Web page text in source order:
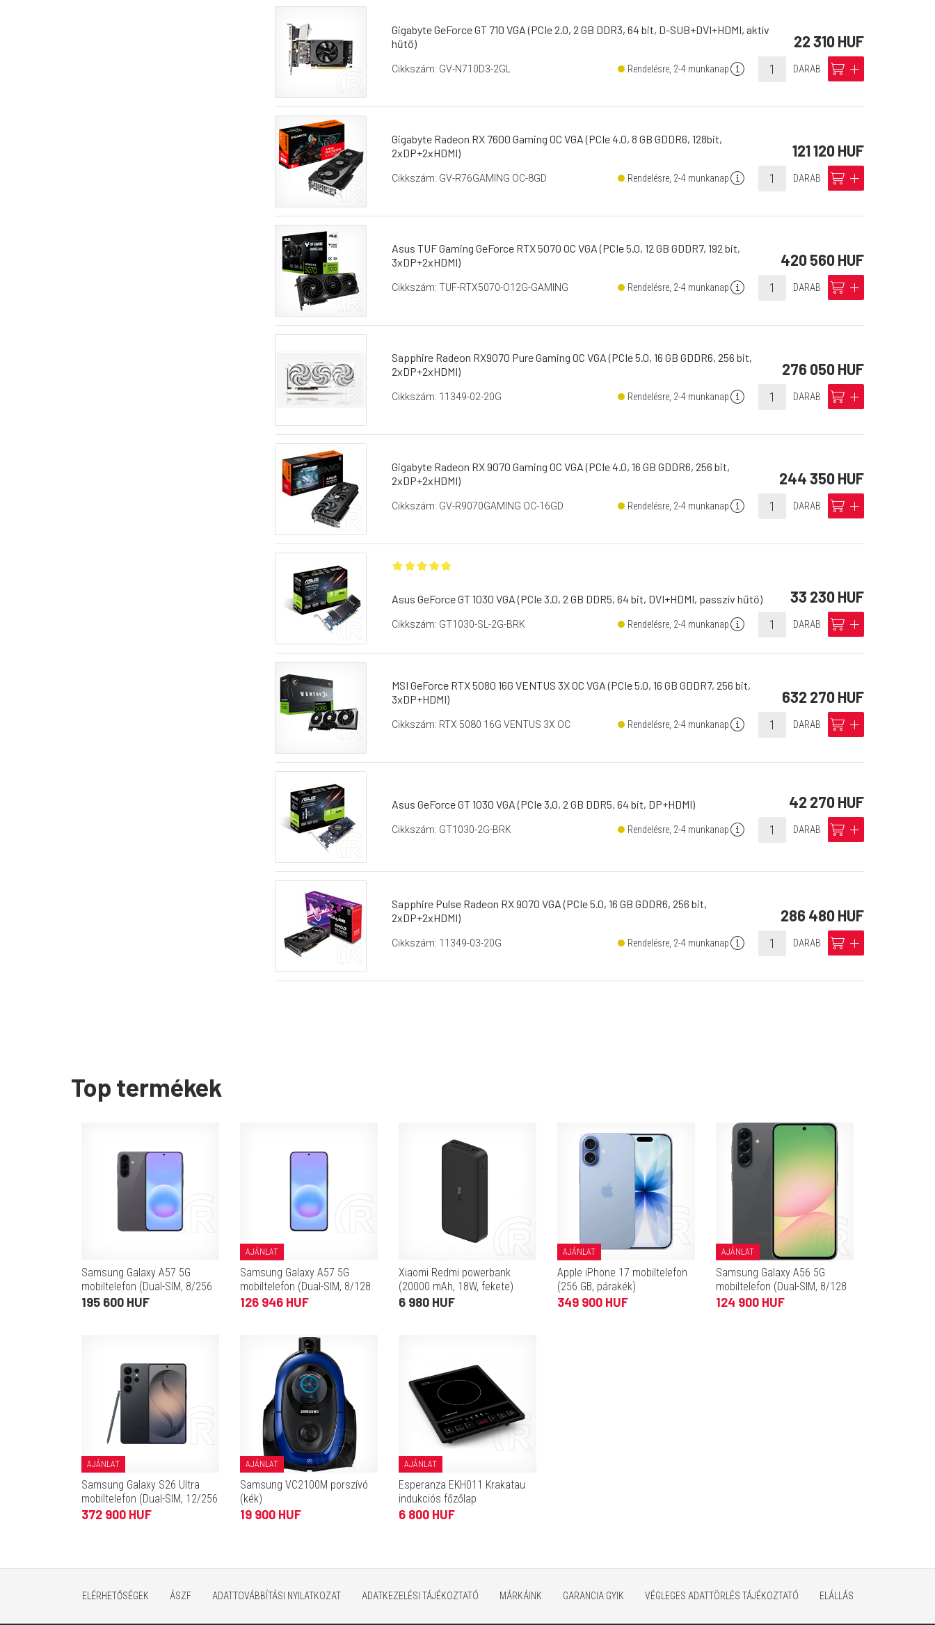
Gigabyte GeForce GT 710 VGA (PCIe 2.0, 2 GB DDR3, 64 bit, D-SUB+DVI+HDMI, aktív
hűtő)
22 310 HUF
Cikkszám: GV-N710D3-2GL Rendelésre, 2-4 munkanapinfo DARAB cart add
Gigabyte Radeon RX 7600 Gaming OC VGA (PCIe 4.0, 8 GB GDDR6, 128bit,
2xDP+2xHDMI)
121 120 HUF
Cikkszám: GV-R76GAMING OC-8GD Rendelésre, 2-4 munkanapinfo DARAB cart add
Asus TUF Gaming GeForce RTX 5070 OC VGA (PCIe 5.0, 12 GB GDDR7, 192 bit,
3xDP+2xHDMI)
420 560 HUF
Cikkszám: TUF-RTX5070-O12G-GAMING Rendelésre, 2-4 munkanapinfo DARAB cart add
Sapphire Radeon RX9070 Pure Gaming OC VGA (PCIe 5.0, 16 GB GDDR6, 256 bit,
2xDP+2xHDMI)
276 050 HUF
Cikkszám: 11349-02-20G Rendelésre, 2-4 munkanapinfo DARAB cart add
Gigabyte Radeon RX 9070 Gaming OC VGA (PCIe 4.0, 16 GB GDDR6, 256 bit,
2xDP+2xHDMI)
244 350 HUF
Cikkszám: GV-R9070GAMING OC-16GD Rendelésre, 2-4 munkanapinfo DARAB cart add
Asus GeForce GT 1030 VGA (PCIe 3.0, 2 GB DDR5, 64 bit, DVI+HDMI, passzív hűtő) 33 230 HUF
Cikkszám: GT1030-SL-2G-BRK Rendelésre, 2-4 munkanapinfo DARAB cart add
MSI GeForce RTX 5080 16G VENTUS 3X OC VGA (PCIe 5.0, 16 GB GDDR7, 256 bit,
3xDP+HDMI)
632 270 HUF
Cikkszám: RTX 5080 16G VENTUS 3X OC Rendelésre, 2-4 munkanapinfo DARAB cart add
Asus GeForce GT 1030 VGA (PCIe 3.0, 2 GB DDR5, 64 bit, DP+HDMI) 42 270 HUF
Cikkszám: GT1030-2G-BRK Rendelésre, 2-4 munkanapinfo DARAB cart add
Sapphire Pulse Radeon RX 9070 VGA (PCIe 5.0, 16 GB GDDR6, 256 bit,
2xDP+2xHDMI)
286 480 HUF
Cikkszám: 11349-03-20G Rendelésre, 2-4 munkanapinfo DARAB cart add
Top termékek
Samsung Galaxy A57 5G
mobiltelefon (Dual-SIM, 8/256
GB, szürke)
195 600 HUF
AJÁNLAT
Samsung Galaxy A57 5G
mobiltelefon (Dual-SIM, 8/128
GB, szürke)
126 946 HUF
Xiaomi Redmi powerbank
(20000 mAh, 18W, fekete)
6 980 HUF
AJÁNLAT
Apple iPhone 17 mobiltelefon
(256 GB, párakék)
349 900 HUF
AJÁNLAT
Samsung Galaxy A56 5G
mobiltelefon (Dual-SIM, 8/128
GB, grafitszürke)
124 900 HUF
AJÁNLAT
Samsung Galaxy S26 Ultra
mobiltelefon (Dual-SIM, 12/256
GB, fekete)
372 900 HUF
AJÁNLAT
Samsung VC2100M porszívó
(kék)
19 900 HUF
AJÁNLAT
Esperanza EKH011 Krakatau
indukciós főzőlap
6 800 HUF
ELÉRHETŐSÉGEK ÁSZF ADATTOVÁBBÍTÁSI NYILATKOZAT ADATKEZELÉSI TÁJÉKOZTATÓ MÁRKÁINK GARANCIA GYIK VÉGLEGES ADATTÖRLÉS TÁJÉKOZTATÓ ELÁLLÁS